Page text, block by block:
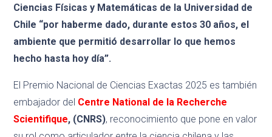
Ciencias Físicas y Matemáticas de la Universidad de
Chile “por haberme dado, durante estos 30 años, el
ambiente que permitió desarrollar lo que hemos
hecho hasta hoy día”.
El Premio Nacional de Ciencias Exactas 2025 es también
embajador del Centre National de la Recherche
Scientifique, (CNRS), reconocimiento que pone en valor